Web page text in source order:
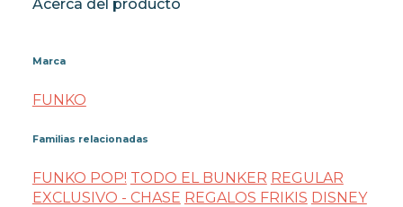
Acerca del producto
Marca
FUNKO
Familias relacionadas
FUNKO POP! TODO EL BUNKER REGULAR
EXCLUSIVO - CHASE REGALOS FRIKIS DISNEY